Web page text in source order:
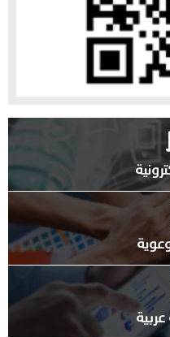
عربية